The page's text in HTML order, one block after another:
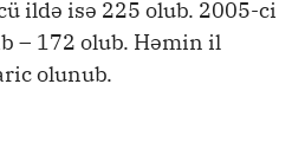
ildə isə 225 olub. 2005-ci
– 172 olub. Həmin il
olunub.